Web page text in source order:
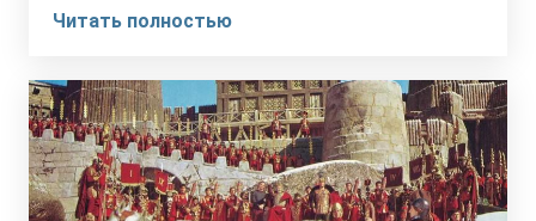
Читать полностью